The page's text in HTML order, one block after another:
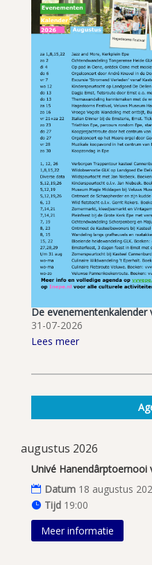
De evenementenkalender
31-07-2026
Lees meer
augustus 2026
Univé Hanendârptoernooi
Datum 18 augustus
Tijd 19:00
Meer informatie